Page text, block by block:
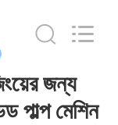
জন্য
পাল্প মেশিন